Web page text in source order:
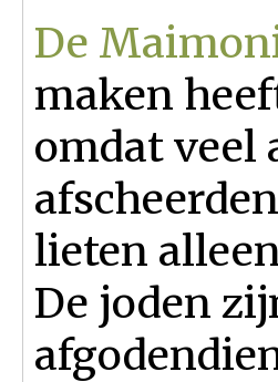
De
maken
omdat veel
lieten
De joden